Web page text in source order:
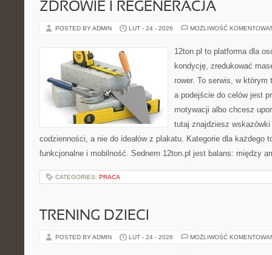
ZDROWIE I REGENERACJA
POSTED BY ADMIN LUT - 24 - 2026 MOŻLIWOŚĆ
12ton.pl to platforma dla
kondycję, zredukować
rower. To serwis, w którym
a podejście do celów jest
motywacji albo chcesz
tutaj znajdziesz wskazówki
codzienności, a nie do ideałów z plakatu. Kategorie dla każdego
funkcjonalne i mobilność. Sednem 12ton.pl jest balans: między
CATEGORIES: PRACA
TRENING DZIECI
POSTED BY ADMIN LUT - 24 - 2026 MOŻLIWOŚĆ